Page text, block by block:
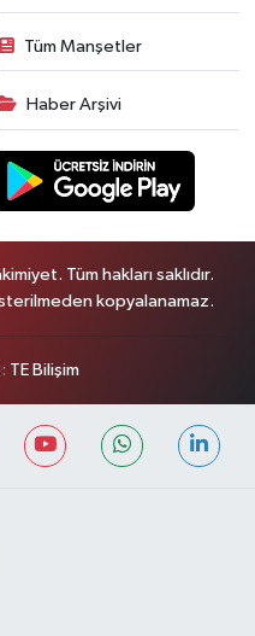
Tüm Manşetler
Haber Arşivi
Tüm hakları saklıdır.
kopyalanamaz.
TE Bilişim